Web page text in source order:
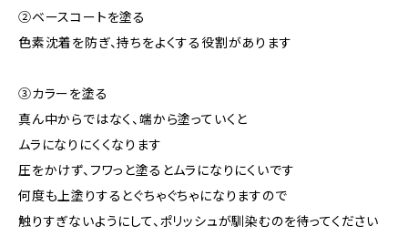
②ベースコートを塗る
色素沈着を防ぎ、持ちをよくする役割があります
③カラーを塗る
真ん中からではなく、端から塗っていくと
ムラになりにくくなります
圧をかけず、フワっと塗るとムラになりにくいです
何度も上塗りするとぐちゃぐちゃになりますので
触りすぎないようにして、ポリッシュが馴染むのを待ってください